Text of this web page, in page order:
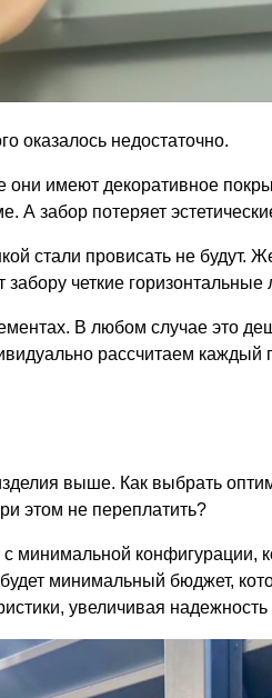
оказалось недостаточно.
имеют декоративное
А забор потеряет
стали провисать не будут.
четкие горизонтальные
В любом случае это
рассчитаем каждый
выше. Как выбрать
этом не переплатить?
минимальной конфигурации,
минимальный бюджет,
увеличивая надежность